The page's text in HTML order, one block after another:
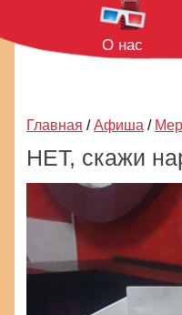
О нас
Главная / Афиша /
НЕТ, скажи